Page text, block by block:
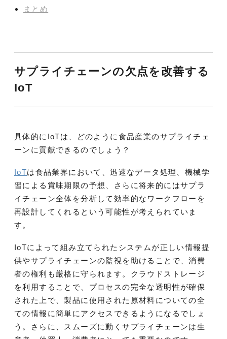
まとめ
サプライチェーンの欠点を改善する
IoT
具体的にIoTは、どのように食品産業のサプライチェ
ーンに貢献できるのでしょう？
IoTは食品業界において、迅速なデータ処理、機械学
習による賞味期限の予想、さらに将来的にはサプラ
イチェーン全体を分析して効率的なワークフローを
再設計してくれるという可能性が考えられていま
す。
IoTによって組み立てられたシステムが正しい情報提
供やサプライチェーンの監視を助けることで、消費
者の権利も厳格に守られます。クラウドストレージ
を利用することで、プロセスの完全な透明性が確保
された上で、製品に使用された原材料についての全
ての情報に簡単にアクセスできるようになるでしょ
う。さらに、スムーズに動くサプライチェーンは生